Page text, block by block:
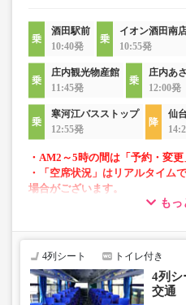
酒田駅前
10:40発
イオン酒田南
10:55発
庄内観光物産館
11:45発
庄内あ
12:00発
寒河江バスストップ
12:55発
仙
・AM2～5時の間は「予約・変更
・「空席状況」はリアルタイム
場合がございます。
・車内トイレ完備で長旅でも
もっ
4列シート トイレ付き
4列シ
交通